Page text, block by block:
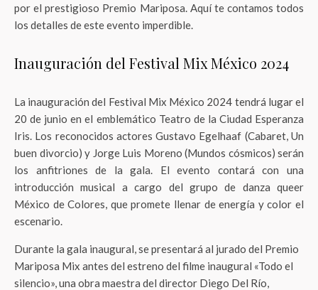
por el prestigioso Premio Mariposa. Aquí te contamos todos
los detalles de este evento imperdible.
Inauguración del Festival Mix México 2024
La inauguración del Festival Mix México 2024 tendrá lugar el
20 de junio en el emblemático Teatro de la Ciudad Esperanza
Iris. Los reconocidos actores Gustavo Egelhaaf (Cabaret, Un
buen divorcio) y Jorge Luis Moreno (Mundos cósmicos) serán
los anfitriones de la gala. El evento contará con una
introducción musical a cargo del grupo de danza queer
México de Colores, que promete llenar de energía y color el
escenario.
Durante la gala inaugural, se presentará al jurado del Premio
Mariposa Mix antes del estreno del filme inaugural «Todo el
silencio», una obra maestra del director Diego Del Río,